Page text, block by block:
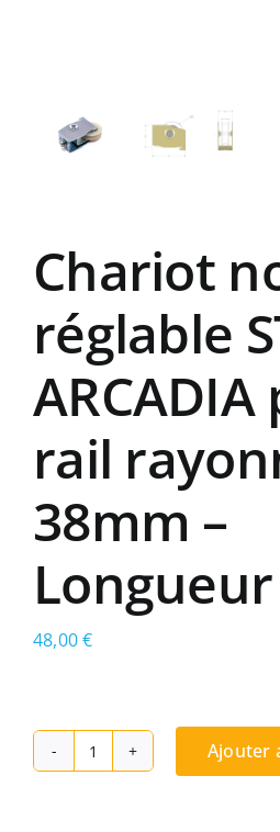
Chariot
réglable
rail
38mm –
48,00€
quantité
Ajouter